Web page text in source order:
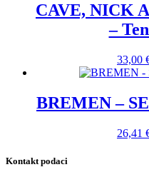
CAVE, NICK
–
33,00
BREMEN –
26,41
Kontakt podaci